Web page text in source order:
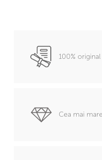
100% original
Cea mai